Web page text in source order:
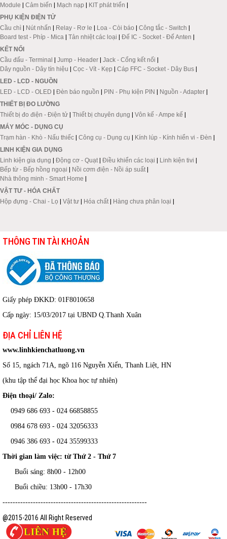
Module | Cảm biến | Mạch nạp | KIT phát triển |
PHỤ KIỆN ĐIỆN TỬ
Cầu chì | Nút nhấn | Relay - Rơ le | Loa - Còi báo | Công tắc - Switch |
Board test - Phíp - Mica | Tản nhiệt các loại | Đế IC - Socket - Đế Anten |
KẾT NỐI
Cầu đấu - Terminal | Jump - Header | Jack - Cổng kết nối |
Dây nguồn - Dây tín hiệu | Cọc - Vít - Kẹp | Cáp FFC - Socket - Dây Bus |
LED - LCD - NGUỒN
LED - LCD - OLED | Đèn báo nguồn | PIN - Phụ kiện PIN | Nguồn - Adapter |
THIẾT BỊ ĐO LƯỜNG
Thiết bị đo điện - Điện tử | Thiết bị chuyên dụng | Vôn kế - Ampe kế |
MÁY MÓC - DỤNG CỤ
Trạm hàn - Khò - Nấu thiếc | Công cụ - Dụng cụ | Kính lúp - Kính hiển vi - Đèn |
LINH KIỆN GIA DỤNG
Linh kiện gia dụng | Động cơ - Quạt | Điều khiển các loại | Linh kiện tivi |
Bếp từ - Bếp hồng ngoại | Nồi cơm điện - Nồi áp suất |
Nhà thông minh - Smart Home |
VẬT TƯ - HÓA CHẤT
Hộp đựng - Chai - Lọ | Vật tư | Hóa chất | Hàng chưa phân loại |
THÔNG TIN TÀI KHOẢN
Giấy phép ĐKKD: 01F8010658
Cấp ngày: 15/03/2017 tại UBND Q.Thanh Xuân
ĐỊA CHỈ LIÊN HỆ
www.linhkienchatluong.vn
Số 15, ngách 71A, ngõ 116 Nguyễn Xiển, Thanh Liệt, HN
(khu tập thể đại học Khoa học tự nhiên)
Điện thoại/ Zalo:
0949 686 693 - 024 66858855
0984 678 693 - 024 32056333
0946 386 693 - 024 35599333
Thời gian làm việc: từ Thứ 2 - Thứ 7
Buổi sáng: 8h00 - 12h00
Buổi chiều: 13h00 - 17h30
---------------------------------------------------------
@2015-2016 All Right Reserved